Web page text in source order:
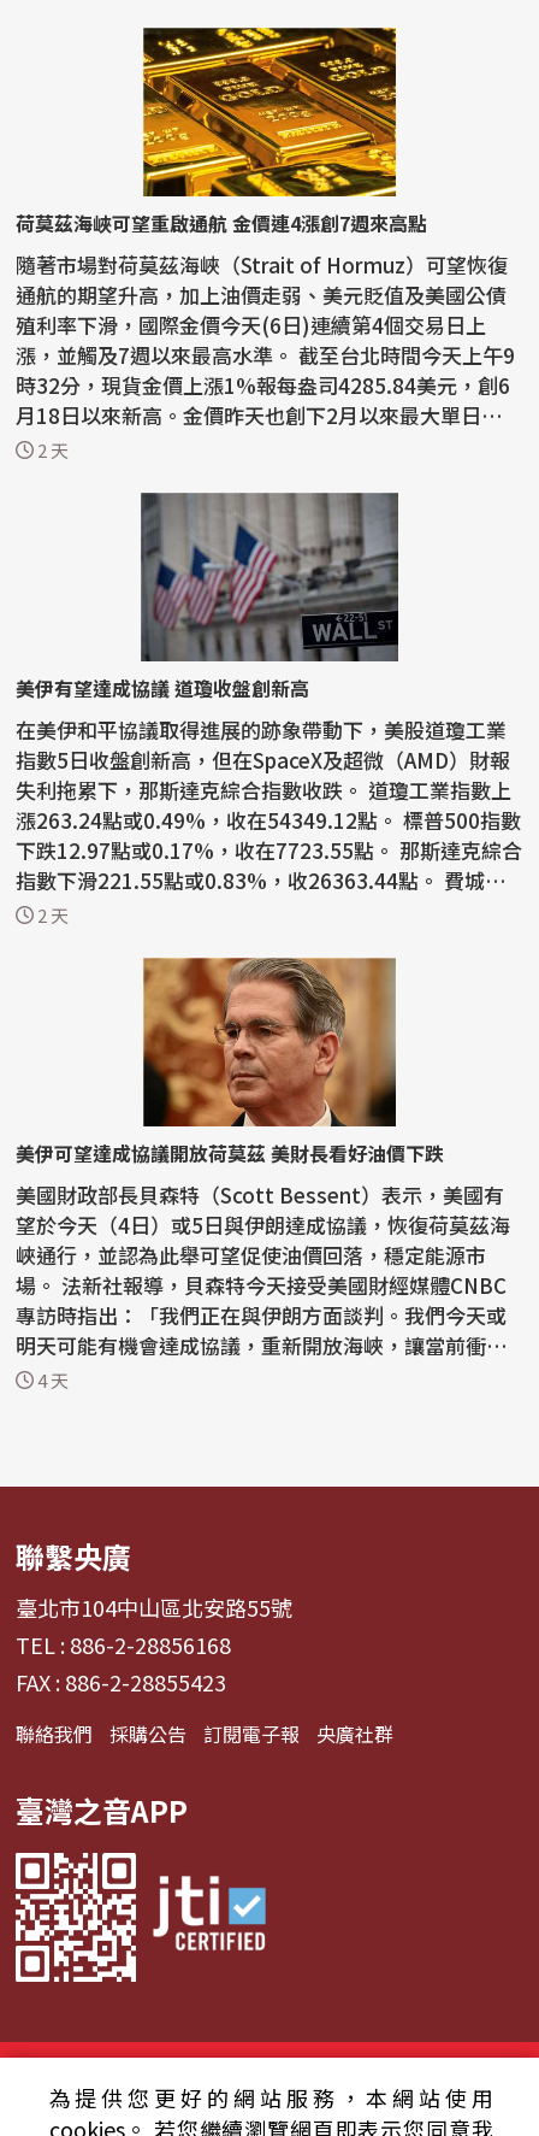
荷莫茲海峽可望重啟通航 金價連4漲創7週來高點
隨著市場對荷莫茲海峽（Strait of Hormuz）可望恢復
通航的期望升高，加上油價走弱、美元貶值及美國公債
殖利率下滑，國際金價今天(6日)連續第4個交易日上
漲，並觸及7週以來最高水準。 截至台北時間今天上午9
時32分，現貨金價上漲1%報每盎司4285.84美元，創6
月18日以來新高。金價昨天也創下2月以來最大單日漲
幅。 ...
2 天
美伊有望達成協議 道瓊收盤創新高
在美伊和平協議取得進展的跡象帶動下，美股道瓊工業
指數5日收盤創新高，但在SpaceX及超微（AMD）財報
失利拖累下，那斯達克綜合指數收跌。 道瓊工業指數上
漲263.24點或0.49%，收在54349.12點。 標普500指數
下跌12.97點或0.17%，收在7723.55點。 那斯達克綜合
指數下滑221.55點或0.83%，收26363.44點。 費城半
導體...
2 天
美伊可望達成協議開放荷莫茲 美財長看好油價下跌
美國財政部長貝森特（Scott Bessent）表示，美國有
望於今天（4日）或5日與伊朗達成協議，恢復荷莫茲海
峽通行，並認為此舉可望促使油價回落，穩定能源市
場。 法新社報導，貝森特今天接受美國財經媒體CNBC
專訪時指出：「我們正在與伊朗方面談判。我們今天或
明天可能有機會達成協議，重新開放海峽，讓當前衝突
局勢朝正常...
4 天
聯繫央廣
臺北市104中山區北安路55號
TEL : 886-2-28856168
FAX : 886-2-28855423
聯絡我們 採購公告 訂閱電子報 央廣社群
臺灣之音APP
© 2024財團法人中央廣播電臺 版權所有
資通安全政策聲明
服務條款 隱私權條款
為提供您更好的網站服務，本網站使用
cookies。 若您繼續瀏覽網頁即表示您同意我